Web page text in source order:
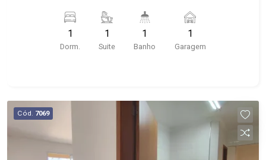
americana. -01 vaga de garagem. - condomínio
possui elevador, área de lazer com piscina, salão
de festa, área de churrasco. - imóvel próximo a
Contando com uma equipe atuante de
consultores especialistas, oferecemos mais
proximidade com os clientes, afim de entender
1
Dorm.
1
Suite
1
Banho
1
Garagem
Cód. 7069